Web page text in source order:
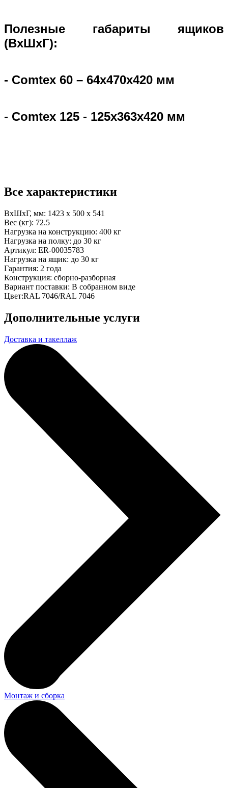
Полезные габариты ящиков
(ВxШхГ):
- Comtex 60 – 64x470x420 мм
- Comtex 125 - 125x363x420 мм
Все характеристики
ВхШхГ, мм: 1423 x 500 x 541
Вес (кг): 72.5
Нагрузка на конструкцию: 400 кг
Нагрузка на полку: до 30 кг
Артикул: ER-00035783
Нагрузка на ящик: до 30 кг
Гарантия: 2 года
Конструкция: сборно-разборная
Вариант поставки: В собранном виде
Цвет:RAL 7046/RAL 7046
Дополнительные услуги
Доставка и такеллаж
Монтаж и сборка